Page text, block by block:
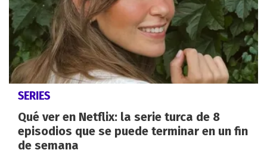
SERIES
Qué ver en Netflix: la serie turca de 8
episodios que se puede terminar en un fin
de semana